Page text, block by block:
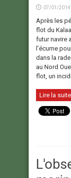
07/01/2014
Après les
flot du
futur navire
l’écume
dans la
au Nord
flot, un
Lire la